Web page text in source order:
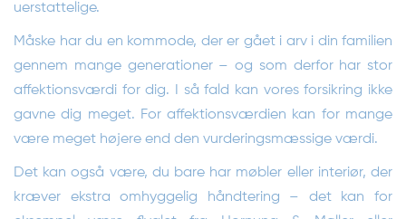
uerstattelige.
Måske har du en kommode, der er gået i arv i din familien
gennem mange generationer – og som derfor har stor
affektionsværdi for dig. I så fald kan vores forsikring ikke
gavne dig meget. For affektionsværdien kan for mange
være meget højere end den vurderingsmæssige værdi.
Det kan også være, du bare har møbler eller interiør, der
kræver ekstra omhyggelig håndtering – det kan for